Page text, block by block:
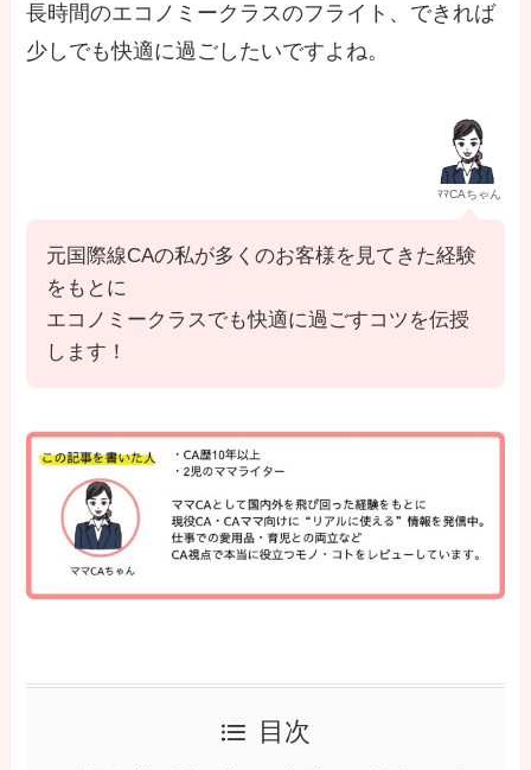
長時間のエコノミークラスのフライト、できれば
少しでも快適に過ごしたいですよね。
ﾏﾏCAちゃん
元国際線CAの私が多くのお客様を見てきた経験
をもとに
エコノミークラスでも快適に過ごすコツを伝授
します！
目次